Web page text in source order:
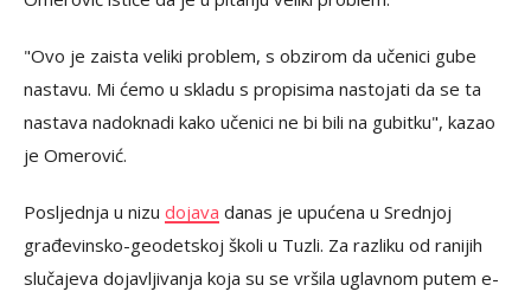
"Ovo je zaista veliki problem, s obzirom da učenici gube
nastavu. Mi ćemo u skladu s propisima nastojati da se ta
nastava nadoknadi kako učenici ne bi bili na gubitku", kazao
je Omerović.
Posljednja u nizu dojava danas je upućena u Srednjoj
građevinsko-geodetskoj školi u Tuzli. Za razliku od ranijih
slučajeva dojavljivanja koja su se vršila uglavnom putem e-